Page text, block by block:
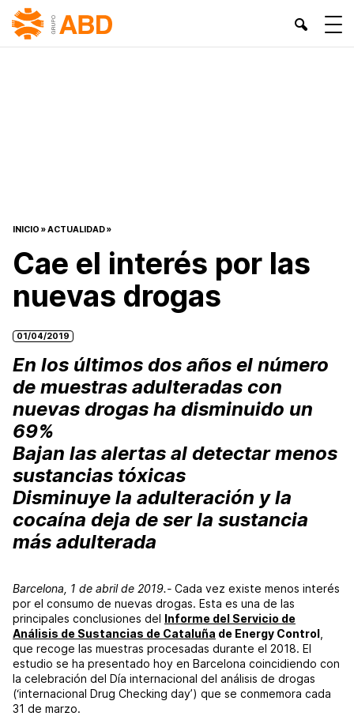
INICIO »ACTUALIDAD»
Cae el interés por las
nuevas drogas
01/04/2019
En los últimos dos años el número
de muestras adulteradas con
nuevas drogas ha disminuido un
69%
Bajan las alertas al detectar menos
sustancias tóxicas
Disminuye la adulteración y la
cocaína deja de ser la sustancia
más adulterada
Barcelona, ​​1 de abril de 2019.- Cada vez existe menos interés
por el consumo de nuevas drogas. Esta es una de las
principales conclusiones del Informe del Servicio de
Análisis de Sustancias de Cataluña de Energy Control
que recoge las muestras procesadas durante el 2018. El
estudio se ha presentado hoy en Barcelona coincidiendo con
la celebración del Día internacional del análisis de drogas
(‘internacional Drug Checking day’) que se conmemora cada
31 de marzo.